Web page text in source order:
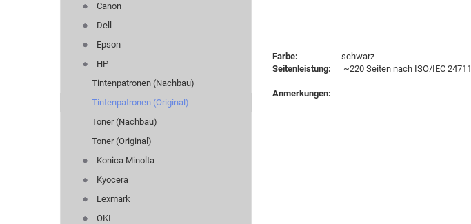
Farbe:
schwarz
Seitenleistung: ~220 Seiten nach ISO/IEC 24711
Anmerkungen: -
Canon
Dell
Epson
HP
Tintenpatronen (Nachbau)
Tintenpatronen (Original)
Toner (Nachbau)
Toner (Original)
Konica Minolta
Kyocera
Lexmark
OKI